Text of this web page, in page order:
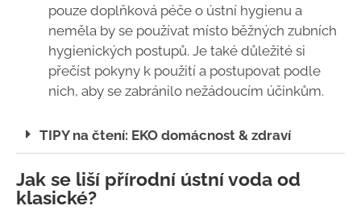
pouze doplňková péče o ústní hygienu a
neměla by se používat místo běžných zubních
hygienických postupů. Je také důležité si
přečíst pokyny k použití a postupovat podle
nich, aby se zabránilo nežádoucím účinkům.
TIPY na čtení: EKO domácnost & zdraví
Jak se liší přírodní ústní voda od
klasické?